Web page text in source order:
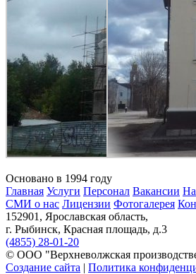
Основано в 1994 году
Главная Услуги Персонал Вакансии
СМИ о нас Лицензии Фотогалерея
152901, Ярославская область,
г. Рыбинск, Красная площадь, д.3
(4855) 28-01-20
© ООО "Верхневолжская
Создание сайта | Политика